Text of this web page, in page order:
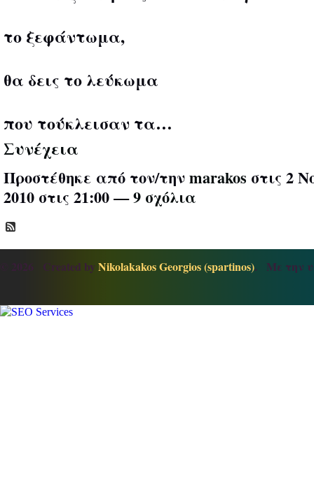
το ξεφάντωμα,
θα δεις το λεύκωμα
που τούκλεισαν τα…
Συνέχεια
Προστέθηκε από τον/τηνmarakos στις 2
2010 στις 21:00 —9 σχόλια
© 2026 Created by Nikolakakos Georgios (spartinos). Με την